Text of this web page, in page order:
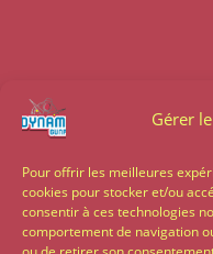
Gérer
Pour offrir les meilleures
cookies pour stocker et/ou
consentir à ces technologies
comportement de navigation